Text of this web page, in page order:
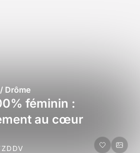
Drôme
féminin :
au cœur